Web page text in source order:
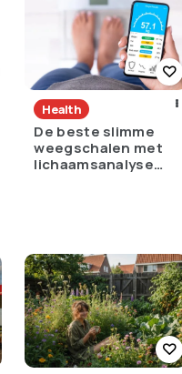
Health
De beste slimme
weegschalen met
lichaamsanalyse